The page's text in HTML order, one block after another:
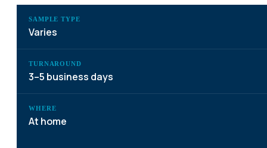
SAMPLE TYPE
Varies
TURNAROUND
3–5 business days
WHERE
At home